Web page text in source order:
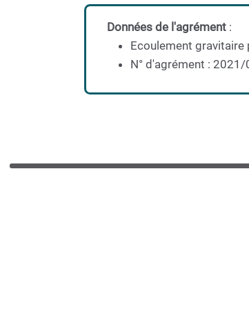
Données de l'agrément:
Ecoulement gravitaire
N° d'agrément :